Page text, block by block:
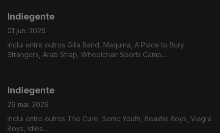
Indiegente
01 jun. 2026
inclui entre outros Gilla Band, Maquina, A Place to Bury
Strangers, Arab Strap, Wheelchair Sports Camp....
Indiegente
29 mai. 2026
Inclui entre outros The Cure, Sonic Youth, Beastie Boys, Viagra
Boys, Idles...